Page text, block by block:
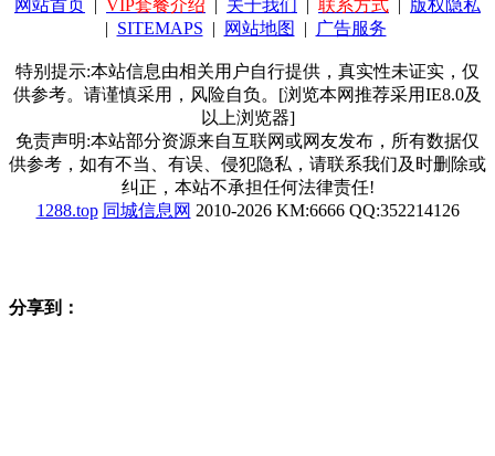
网站首页 | VIP套餐介绍 | 关于我们 | 联系方式 | 版权隐私
| SITEMAPS | 网站地图 | 广告服务
特别提示:本站信息由相关用户自行提供，真实性未证实，仅
供参考。请谨慎采用，风险自负。[浏览本网推荐采用IE8.0及
以上浏览器]
免责声明:本站部分资源来自互联网或网友发布，所有数据仅
供参考，如有不当、有误、侵犯隐私，请联系我们及时删除或
纠正，本站不承担任何法律责任!
1288.top 同城信息网 2010-2026 KM:6666 QQ:352214126
分享到：